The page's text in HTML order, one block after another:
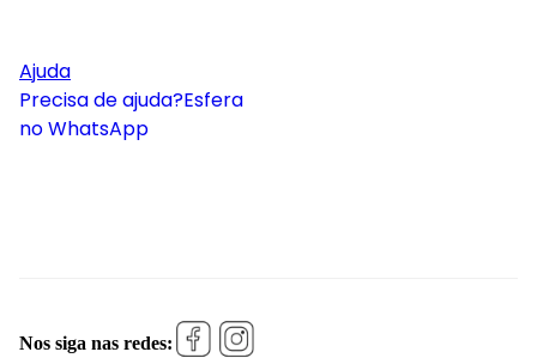
Ajuda
Precisa de ajuda?Esfera
no WhatsApp
Nos siga nas redes: